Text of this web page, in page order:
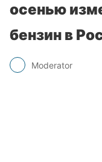
осенью
бензин в
Moderator